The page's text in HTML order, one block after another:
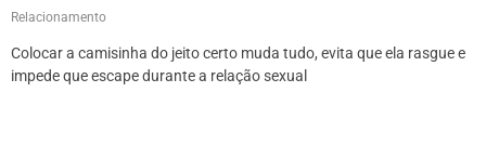
Relacionamento
Colocar a camisinha do jeito certo muda tudo, evita que ela rasgue e
impede que escape durante a relação sexual